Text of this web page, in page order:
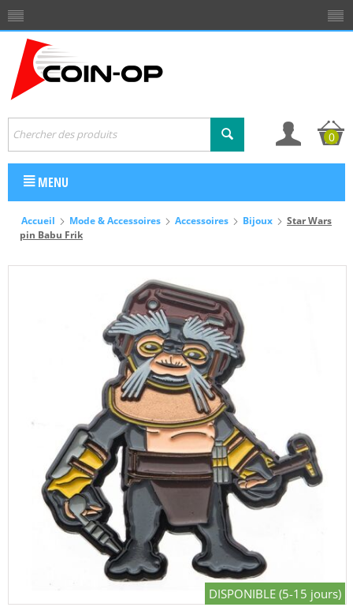
0
MENU
Accueil Mode & Accessoires Accessoires Bijoux
Star Wars
pin Babu Frik
DISPONIBLE (5-15 jours)